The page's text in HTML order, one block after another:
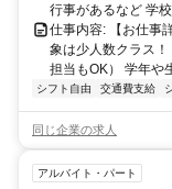
行事があるなど 学
仕事内容: 【お仕事
象は少人数クラス
担当もOK） 学年や
シフト自由 交通費支給
同じ企業の求人
アルバイト・パート